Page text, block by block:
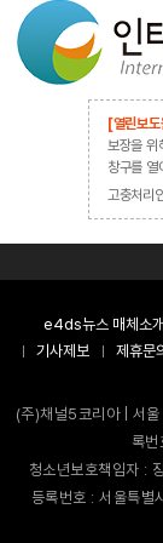
[열린보도
보장을 위
창구를 열
고충처
e4ds뉴스 매체소개
기사제보
제휴문
(주)채널5코리아 | 서
록
청소년보호책임자 :
등록번호 : 서울특